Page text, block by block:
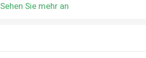
Sehen Sie mehr an